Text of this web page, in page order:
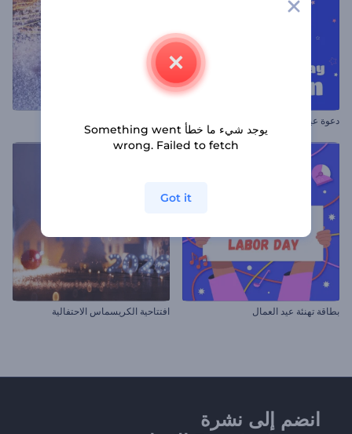
دعوة عيد ميلاد ملونة
بطاقة تهنئة عيد العمال افتتاحية الكريسماس الاحتفالية
انضم إلى نشرة
يوجد شيء ما خطأ Something went
wrong. Failed to fetch
Got it